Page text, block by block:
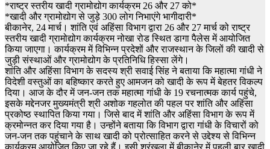
*राष्ट्र स्तरीय खादी ग्रामोद्योग कार्यक्रम 26 और 27 को*
*खादी और ग्रामोद्योग से जुड़े 300 लोग निभाएंगे भागीदारी*
बीकानेर, 24 मार्च। शांति एवं अहिंसा विभाग द्वारा 26 और 27 मार्च को राष्ट्र
स्तरीय खादी ग्रामोद्योग कार्यक्रम नोखा रोड स्थित डागा पैलेस में आयोजित
किया जाएगा। कार्यक्रम में विभिन्न प्रदेशों और राजस्थान के जिलों की खादी से
जुड़ी संस्थाओं और ग्रामोद्योग के प्रतिनिधि हिस्सा लेंगे।
शांति और अहिंसा विभाग के सदस्य श्री सवाई सिंह ने बताया कि महात्मा गांधी ने
विदेशी वस्तुओं का बहिष्कार करते हुए आमजन को खादी के रूप में बेहतर विकल्प
दिया। आज के दौर में जन-जन तक महात्मा गांधी के 19 रचनात्मक कार्य पहुंचे,
इसके मद्देनजर मुख्यमंत्री श्री अशोक गहलोत की पहल पर शांति और अहिंसा
प्रकोष्ठ स्थापित किया गया। जिसे बाद में शांति और अहिंसा विभाग के रूप में
क्रमोन्नत कर दिया गया है। उन्होंने बताया कि विभाग द्वारा गांधी के विचारों को
जन-जन तक पहुंचाने के साथ खादी को प्रोत्साहित करने से उद्देश्य से विभिन्न